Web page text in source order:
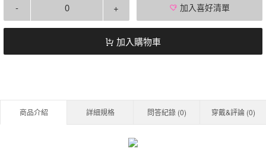
- + 加入喜好清單
加入購物車
商品介紹 詳細規格 問答紀錄 (0) 穿戴&評論 (0)